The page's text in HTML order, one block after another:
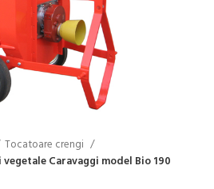
Tocatoare crengi
Caravaggi model Bio 190